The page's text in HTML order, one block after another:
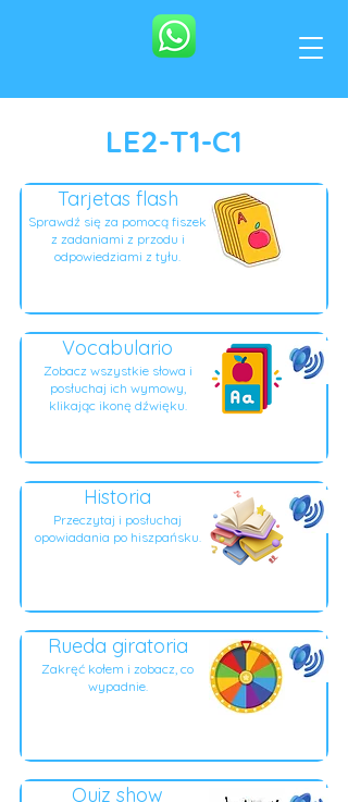
LE2-T1-C1
Tarjetas flash
Sprawdź się za pomocą fiszek
z zadaniami z przodu i
odpowiedziami z tyłu.
Vocabulario
Zobacz wszystkie słowa i
posłuchaj ich wymowy,
klikając ikonę dźwięku.
Historia
Przeczytaj i posłuchaj
opowiadania po hiszpańsku.
Rueda giratoria
Zakręć kołem i zobacz, co
wypadnie.
Quiz show